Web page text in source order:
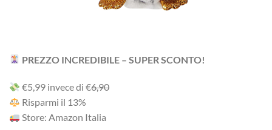
PREZZO INCREDIBILE – SUPER SCONTO!
‎€5,99‎ i‎nv‎ec‎e ‎di‎ €6,90
R‎is‎pa‎rm‎i ‎il‎ 13%
Store: Amazon Italia